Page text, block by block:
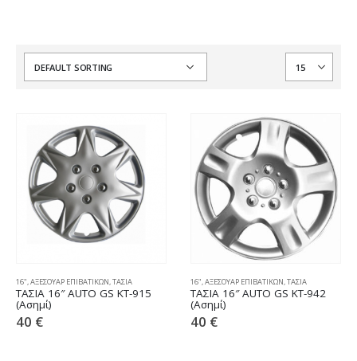
16",ΑΞΕΣΟΥΑΡ ΕΠΙΒΑΤΙΚΩΝ,ΤΑΣΙΑ
ΤΑΣΙΑ 16″ AUTO GS KT-915
(Ασημί)
40 €
16",ΑΞΕΣΟΥΑΡ ΕΠΙΒΑΤΙΚΩΝ,ΤΑΣΙΑ
ΤΑΣΙΑ 16″ AUTO GS KT-942
(Ασημί)
40 €